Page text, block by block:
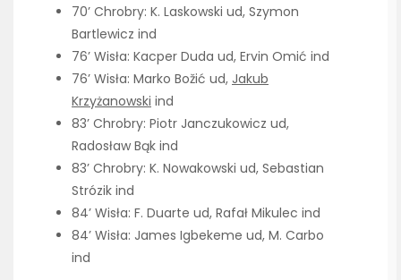
70’ Chrobry: K. Laskowski ud, Szymon
Bartlewicz ind
76’ Wisła: Kacper Duda ud, Ervin Omić ind
76’ Wisła: Marko Božić ud, Jakub
Krzyżanowski ind
83’ Chrobry: Piotr Janczukowicz ud,
Radosław Bąk ind
83’ Chrobry: K. Nowakowski ud, Sebastian
Strózik ind
84’ Wisła: F. Duarte ud, Rafał Mikulec ind
84’ Wisła: James Igbekeme ud, M. Carbo
ind